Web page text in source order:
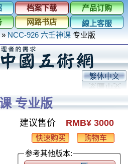
档案下载
产品订购
网路书店
線上客服
» NCC-926 六壬神课 专业版
繁体中文
专业版
建议售价 RMB¥ 3000
购物车
快速购买
参考其他版本: